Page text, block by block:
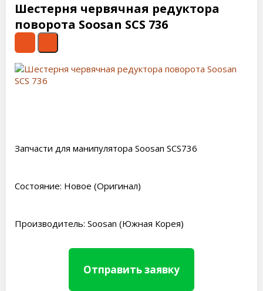
Шестерня червячная редуктора
поворота Soosan SCS 736
Запчасти для манипулятора Soosan SCS736
Состояние: Новое (Оригинал)
Производитель: Soosan (Южная Корея)
Отправить заявку